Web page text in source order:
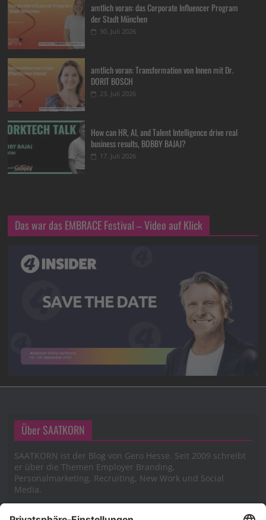
amtlich voran: das Corporate Influencer Program
der Stadt München
30. Juli 2026
amtlich voran: Transformation von Innen mit Dr.
DORIT BOSCH
23. Juli 2026
How can HR, AI, and Talent Intelligence drive real
business results, BOBBY BAJAJ?
17. Juli 2026
Das war das EMBRACE Festival – Video auf Klick
Über SAATKORN
SAATKORN ist der Blog von Gero Hesse. Seit 2009 schreibt
er über die Themen Employer Branding,
Personalmarketing, Recruiting, New Work und Social
Media.